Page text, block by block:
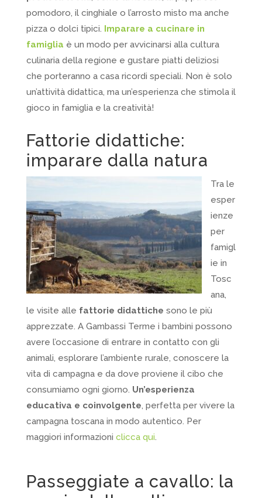
pomodoro, il cinghiale o l’arrosto misto ma anche
pizza o dolci tipici. Imparare a cucinare in
famiglia è un modo per avvicinarsi alla cultura
culinaria della regione e gustare piatti deliziosi
che porteranno a casa ricordi speciali. Non è solo
un’attività didattica, ma un’esperienza che stimola il
gioco in famiglia e la creatività!
Fattorie didattiche:
imparare dalla natura
Tra le
esper
ienze
per
famigl
ie in
Tosc
ana,
le visite alle fattorie didattiche sono le più
apprezzate. A Gambassi Terme i bambini possono
avere l’occasione di entrare in contatto con gli
animali, esplorare l’ambiente rurale, conoscere la
vita di campagna e da dove proviene il cibo che
consumiamo ogni giorno. Un’esperienza
educativa e coinvolgente, perfetta per vivere la
campagna toscana in modo autentico. Per
maggiori informazioni clicca qui.
Passeggiate a cavallo: la